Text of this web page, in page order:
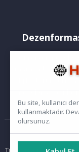
Yayınlanan
rağmen bazı
bilgiler
haberleri
Tüm hakları saklıdır.
Bu site, kullanıcı
kullanmaktadır.
olursunuz.